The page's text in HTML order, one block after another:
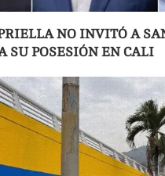
NO INVITÓ A
SU POSESIÓN EN CALI